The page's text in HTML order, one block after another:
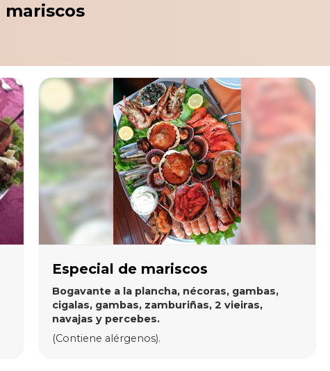
mariscos
Especial de mariscos
Bogavante a la plancha, nécoras, gambas,
cigalas, gambas, zamburiñas, 2 vieiras,
navajas y percebes.
(Contiene alérgenos).